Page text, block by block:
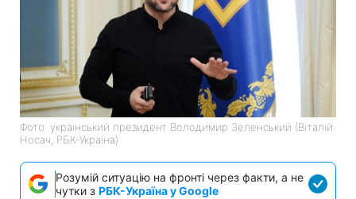
Фото: український президент Володимир Зеленський (Віталій
Носач, РБК-Україна)
Розумій ситуацію на фронті через факти, а не
чутки з РБК-Україна у Google